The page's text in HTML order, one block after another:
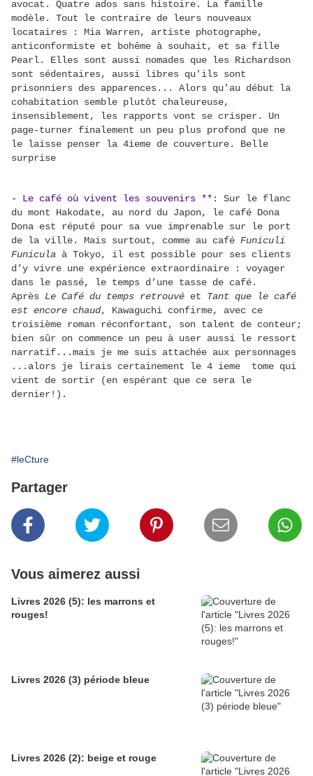
avocat. Quatre ados sans histoire. La famille
modèle. Tout le contraire de leurs nouveaux
locataires : Mia Warren, artiste photographe,
anticonformiste et bohême à souhait, et sa fille
Pearl. Elles sont aussi nomades que les Richardson
sont sédentaires, aussi libres qu'ils sont
prisonniers des apparences... Alors qu'au début la
cohabitation semble plutôt chaleureuse,
insensiblement, les rapports vont se crisper. Un
page-turner finalement un peu plus profond que ne
le laisse penser la 4ieme de couverture. Belle
surprise
- Le café où vivent les souvenirs ** : Sur le flanc
du mont Hakodate, au nord du Japon, le café Dona
Dona est réputé pour sa vue imprenable sur le port
de la ville. Mais surtout, comme au café Funiculi
Funicula à Tokyo, il est possible pour ses clients
d’y vivre une expérience extraordinaire : voyager
dans le passé, le temps d’une tasse de café.
Après Le Café du temps retrouvé et Tant que le café
est encore chaud, Kawaguchi confirme, avec ce
troisième roman réconfortant, son talent de conteur;
bien sûr on commence un peu à user aussi le ressort
narratif...mais je me suis attachée aux personnages
...alors je lirais certainement le 4 ieme tome qui
vient de sortir (en espérant que ce sera le
dernier!).
#leCture
Partager
Vous aimerez aussi
Livres 2026 (5): les marrons et
rouges!
Livres 2026 (3) période bleue
Livres 2026 (2): beige et rouge